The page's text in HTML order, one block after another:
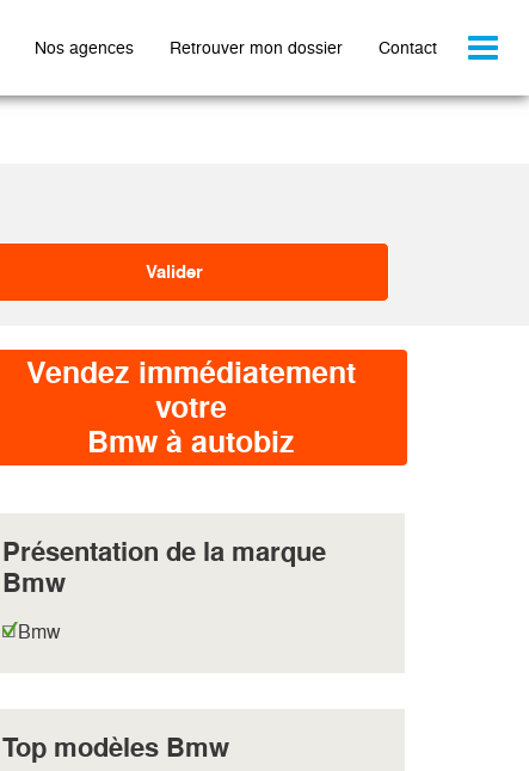
Nos agences Retrouver mon dossier Contact
Vendez immédiatement
votre
Bmw à autobiz
Présentation de la marque
Bmw
Bmw
Top modèles Bmw